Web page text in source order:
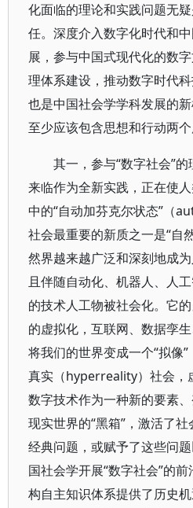
化面临的理论和实践问题无
任。深度介入数字化时代和
展，参与中国式现代化的数
理体系建设，推动数字时代
也是中国社会学学科发展的
至少应该包含思想和行动两个
其一，参与“数字社会”
来临作为全新实践，正在使
中的“自动加芬克尔状态”（
社会最重要的新质之一是“自
然界越来越广泛和深刻地成
且伴随自动化、机器人、人
的技术人工物被社会化。它
的虚拟化，互联网、数据孪
将我们的世界变成一个“拟像
真实（hyperreality）社会，
数字技术作为一种新的要素
现实世界的“黑箱”，激活了
经典问题，或赋予了这些问
国社会学开展“数字社会”的
构自主知识体系提供了历史